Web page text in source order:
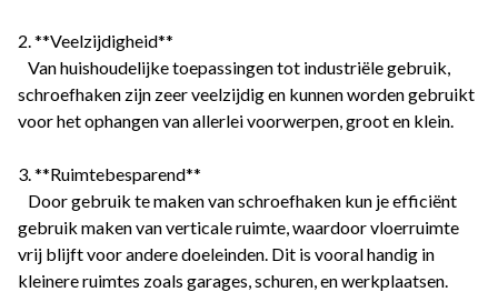
2. **Veelzijdigheid**
Van huishoudelijke toepassingen tot industriële gebruik,
schroefhaken zijn zeer veelzijdig en kunnen worden gebruikt
voor het ophangen van allerlei voorwerpen, groot en klein.
3. **Ruimtebesparend**
Door gebruik te maken van schroefhaken kun je efficiënt
gebruik maken van verticale ruimte, waardoor vloerruimte
vrij blijft voor andere doeleinden. Dit is vooral handig in
kleinere ruimtes zoals garages, schuren, en werkplaatsen.